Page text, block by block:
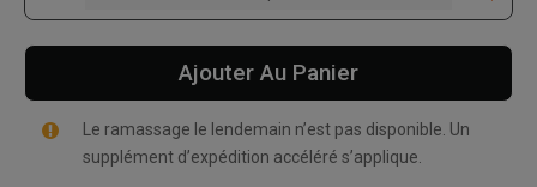
Ajouter Au Panier
Le ramassage le lendemain n’est pas disponible. Un
supplément d’expédition accéléré s’applique.